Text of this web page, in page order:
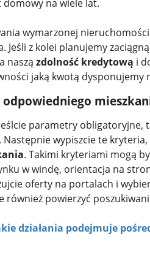
na wiele lat.
wymarzonej
Jeśli z kolei planujemy
naszą zdolność kredytową i
jaką kwotą
parametry obligatoryjne,
wypiszcie te
. Takimi kryteriami mogą
w windę, orientacja na
oferty na portalach i
również powierzyć
działania podejmuje